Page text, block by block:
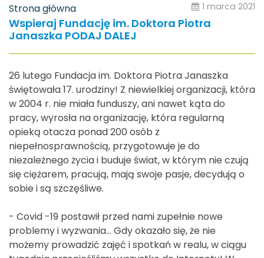
Strona główna 1 marca 2021
Wspieraj Fundację im. Doktora Piotra
Janaszka PODAJ DALEJ
26 lutego Fundacja im. Doktora Piotra Janaszka
świętowała 17. urodziny! Z niewielkiej organizacji, która
w 2004 r. nie miała funduszy, ani nawet kąta do
pracy, wyrosła na organizację, która regularną
opieką otacza ponad 200 osób z
niepełnosprawnością, przygotowuje je do
niezależnego życia i buduje świat, w którym nie czują
się ciężarem, pracują, mają swoje pasje, decydują o
sobie i są szczęśliwe.
- Covid -19 postawił przed nami zupełnie nowe
problemy i wyzwania… Gdy okazało się, że nie
możemy prowadzić zajęć i spotkań w realu, w ciągu